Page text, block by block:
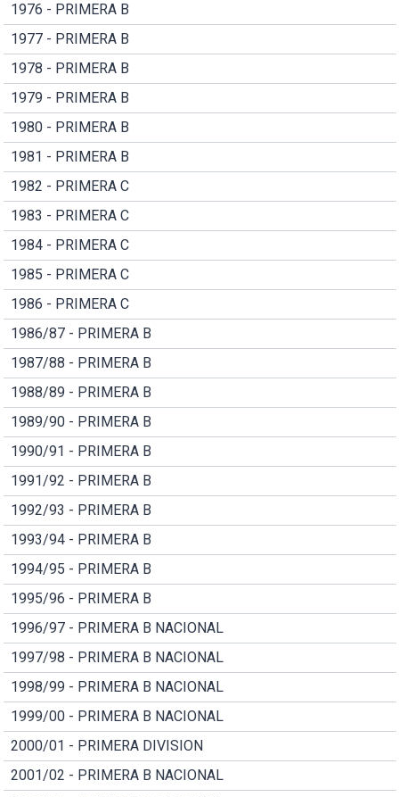
1976 - PRIMERA B
1977 - PRIMERA B
1978 - PRIMERA B
1979 - PRIMERA B
1980 - PRIMERA B
1981 - PRIMERA B
1982 - PRIMERA C
1983 - PRIMERA C
1984 - PRIMERA C
1985 - PRIMERA C
1986 - PRIMERA C
1986/87 - PRIMERA B
1987/88 - PRIMERA B
1988/89 - PRIMERA B
1989/90 - PRIMERA B
1990/91 - PRIMERA B
1991/92 - PRIMERA B
1992/93 - PRIMERA B
1993/94 - PRIMERA B
1994/95 - PRIMERA B
1995/96 - PRIMERA B
1996/97 - PRIMERA B NACIONAL
1997/98 - PRIMERA B NACIONAL
1998/99 - PRIMERA B NACIONAL
1999/00 - PRIMERA B NACIONAL
2000/01 - PRIMERA DIVISION
2001/02 - PRIMERA B NACIONAL